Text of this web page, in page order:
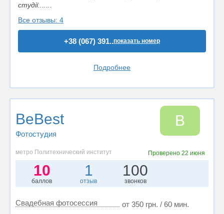
студії.......
Все отзывы: 4
+38 (067) 391..показать номер
Подробнее
BeBest
Фотостудия
B
метро Политехнический институт Проверено 22 июня
10
баллов
1
отзыв
100
звонков
Свадебная фотосессия от 350 грн. / 60 мин.